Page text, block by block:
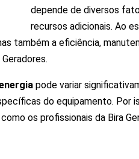
depende de diversos
recursos adicionais. Ao
também a eficiência,
pode variar
do equipamento. Por
os profissionais da Bira